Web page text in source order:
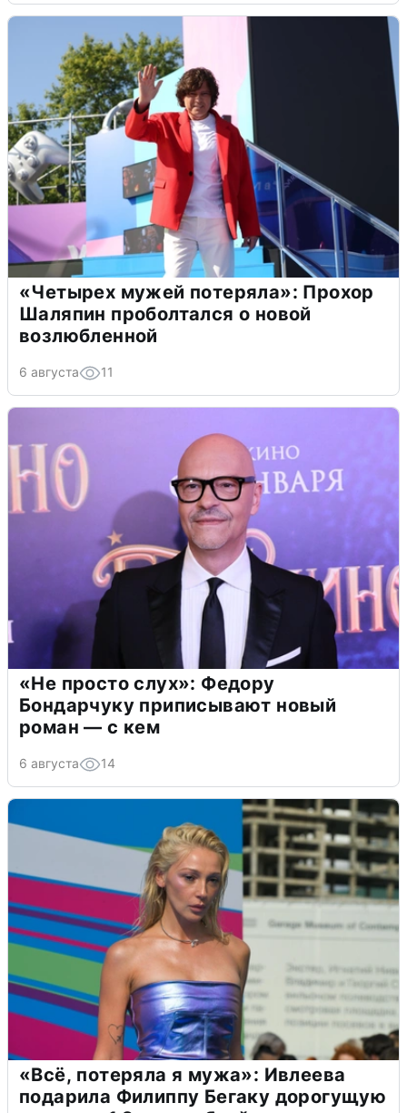
«Четырех мужей потеряла»: Прохор
Шаляпин проболтался о новой
возлюбленной
6 августа 11
«Не просто слух»: Федору
Бондарчуку приписывают новый
роман — с кем
6 августа 14
«Всё, потеряла я мужа»: Ивлеева
подарила Филиппу Бегаку дорогущую